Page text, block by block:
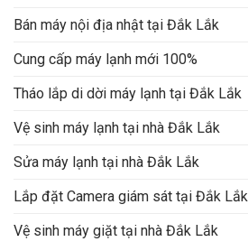
Bán máy nội địa nhật tại Đắk Lắk
Cung cấp máy lạnh mới 100%
Tháo lắp di dời máy lạnh tại Đắk Lắk
Vệ sinh máy lạnh tại nhà Đắk Lắk
Sửa máy lạnh tại nhà Đắk Lắk
Lắp đặt Camera giám sát tại Đắk Lắk
Vệ sinh máy giặt tại nhà Đắk Lắk